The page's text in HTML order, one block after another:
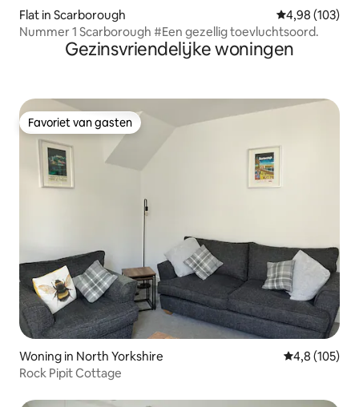
Flat in Scarborough Gemiddelde
4,98 (103)
Nummer 1 Scarborough #Een gezellig toevluchtsoord.
Gezinsvriendelijke woningen
Favoriet van gasten
Favoriet van gasten
Woning in North Yorkshire Gemiddelde
4,8 (105)
Rock Pipit Cottage